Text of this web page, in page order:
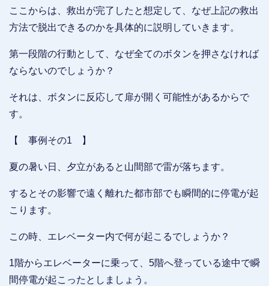
ここからは、救出が完了したと想定して、なぜ上記の救出
方法で脱出できるのかを具体的に説明していきます。
第一段階の行動として、なぜ全てのボタンを押さなければ
ならないのでしょうか？
それは、ボタンに反応して扉が開く可能性があるからで
す。
【 事例その1 】
夏の暑い日、夕立があると山間部で雷が落ちます。
するとその影響で遠く離れた都市部でも瞬間的に停電が起
こります。
この時、エレベーター内で何が起こるでしょうか？
1階からエレベーターに乗って、5階へ登っている途中で瞬
間停電が起こったとしましょう。